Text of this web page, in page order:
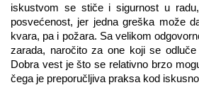
iskustvom se stiče i sigurnost u
posvećenost, jer jedna greška može
kvara, pa i požara. Sa velikom
zarada, naročito za one koji se
Dobra vest je što se relativno brzo
čega je preporučljiva praksa kod